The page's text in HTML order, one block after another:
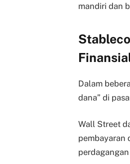
mandiri dan
Dalam
dana” di
Wall Street
pembayaran